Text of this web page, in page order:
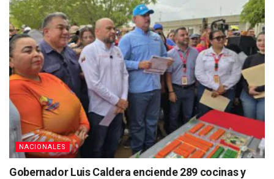
NACIONALES
Gobernador Luis Caldera enciende 289 cocinas y